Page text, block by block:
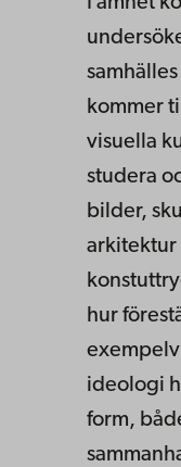
kommer
visuella
studera
bilder,
arkitektur
hur
ideologi
form,